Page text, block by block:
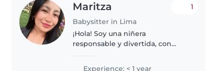
Maritza
Babysitter in Lima
1
¡Hola! Soy una niñera
responsable y divertida, con
preescolares y niños pequeños.
Experience: < 1 year